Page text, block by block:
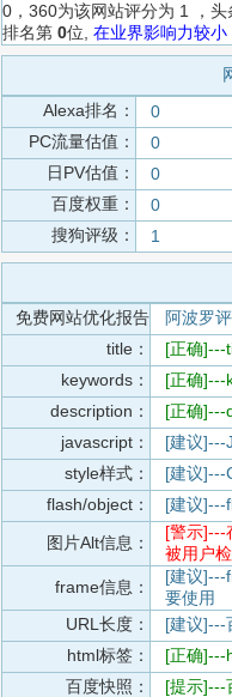
0，360为该网站评分为 1 ，
排名第 0位, 在业界影响力较小
Alexa排名：
0
PC流量估值：
0
日PV估值：
0
百度权重：
0
搜狗评级：
1
免费网站优化报告
阿波罗
title：
[正确]---
keywords：
[正确]---
description：
[正确]---
javascript：
[建议]---
style样式：
[建议]---
flash/object：
[建议]---
图片Alt信息：
[警示]---
被用户
frame信息：
[建议]---
要使用
URL长度：
[建议]---
html标签：
[正确]---
百度快照：
[提示]---